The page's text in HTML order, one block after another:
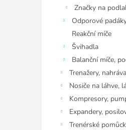
Značky na
Odporové
Reakční míče
Švihadla
Balanční míče,
Trenažery,
Nosiče na láhve,
Kompresory,
Expandery,
Trenérské